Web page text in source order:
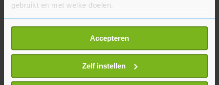
gebruikt en met welke doelen.
Als u het toestaat, willen we ook graag:
Informatie verzamelen over uw geografische
locatie, die tot een paar meter nauwkeurig kan zijn
Uw apparaat identificeren door het actief te
scannen op specifieke eigenschappen (fingerprinting)
Accepteren
Zelf instellen
Meer uit Buitenland
Amerikaanse rechter roept bouw